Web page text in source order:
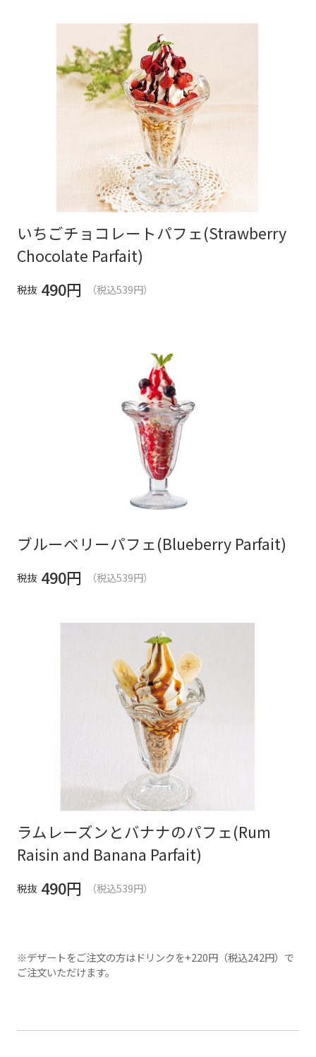
いちごチョコレートパフェ(Strawberry
Chocolate Parfait)
税抜 490円 （税込539円）
ブルーベリーパフェ(Blueberry Parfait)
税抜 490円 （税込539円）
ラムレーズンとバナナのパフェ(Rum
Raisin and Banana Parfait)
税抜 490円 （税込539円）
※デザートをご注文の方はドリンクを+220円（税込242円）で
ご注文いただけます。